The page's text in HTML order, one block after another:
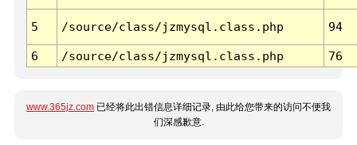
5 /source/class/jzmysql.class.php 94
6 /source/class/jzmysql.class.php 76
www.365jz.com 已经将此出错信息详细记录, 由此给您带来的访问不便我
们深感歉意.